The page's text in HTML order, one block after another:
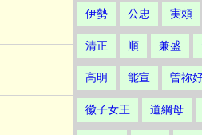
伊勢 公忠 実頼
清正 順 兼盛
高明 能宣 曽祢
徽子女王 道綱母